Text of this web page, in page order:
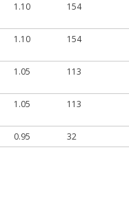
1.10 154
1.10 154
1.05 113
1.05 113
0.95 32